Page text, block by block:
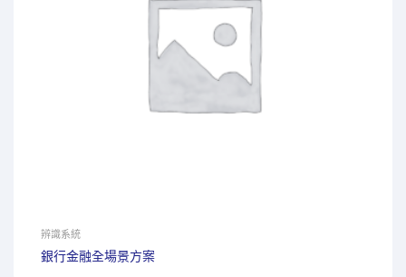
辨識系統
銀行金融全場景方案